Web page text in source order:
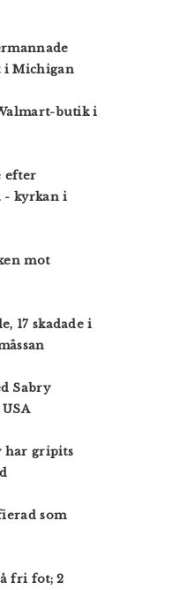
i Michigan
butik i
efter
- kyrkan i
mot
17 skadade i
Sabry
har gripits
som
fri fot; 2